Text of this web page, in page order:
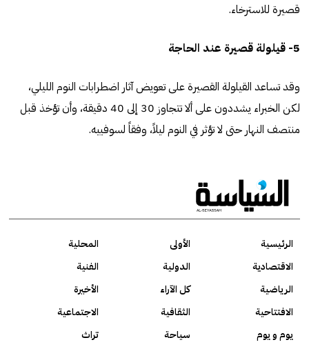
قصيرة للاسترخاء.
5- قيلولة قصيرة عند الحاجة
وقد تساعد القيلولة القصيرة على تعويض آثار اضطرابات النوم الليلي،
لكن الخبراء يشددون على ألا تتجاوز 30 إلى 40 دقيقة، وأن تؤخذ قبل
منتصف النهار حتى لا تؤثر في النوم ليلاً، وفقاً لسوفييه.
الرئيسية الأولى
المحلية
الاقتصادية
الدولية
الفنية
الرياضية
كل الآراء
الأخيرة
الافتتاحية
الثقافية
الاجتماعية
يوم و يوم
سياحة
تراث